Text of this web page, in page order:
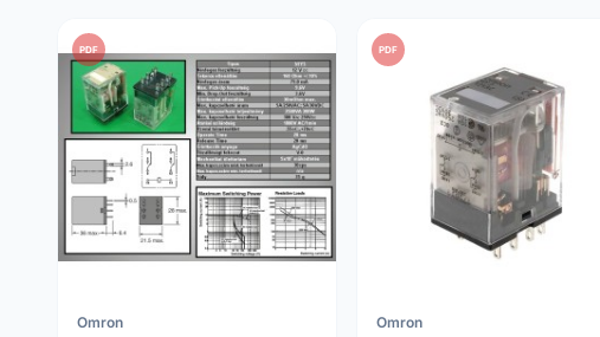
PDF
Omron
PDF
Omron